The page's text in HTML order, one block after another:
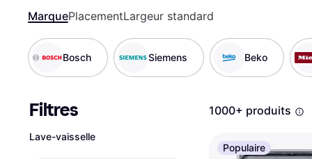
Voir tous les
MarquePlacementLargeur standard
Bosch Siemens Beko
Filtres
Lave-vaisselle
1000+ produits
Populaire